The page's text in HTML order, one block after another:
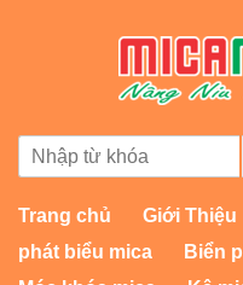
Trang chủ Giới Thiệu
phát biểu mica
Biển